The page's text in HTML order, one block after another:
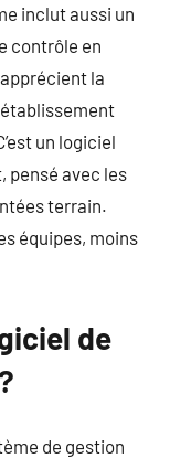
inclut aussi un
contrôle en
la
un logiciel
pensé avec les
terrain.
équipes, moins
de
de gestion